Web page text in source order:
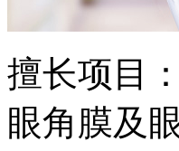
擅长项目：
眼角膜及